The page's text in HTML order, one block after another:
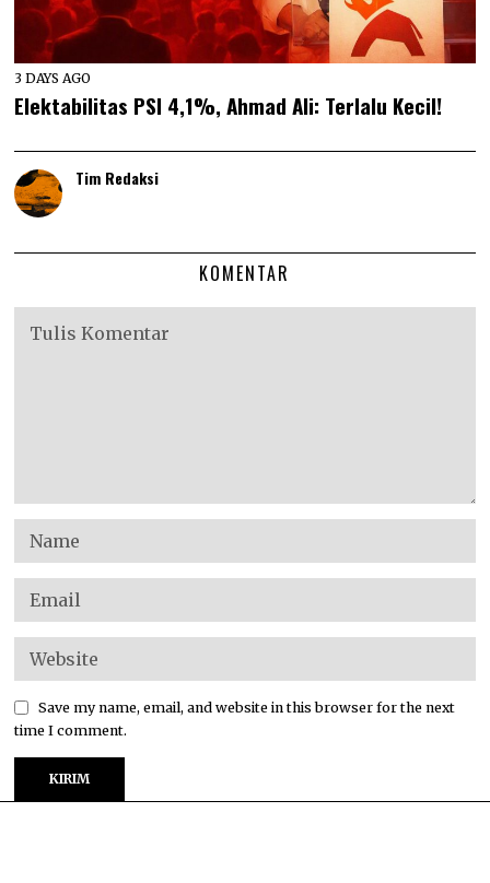
3 DAYS AGO
Elektabilitas PSI 4,1%, Ahmad Ali: Terlalu Kecil!
Tim Redaksi
KOMENTAR
Save my name, email, and website in this browser for the next
time I comment.